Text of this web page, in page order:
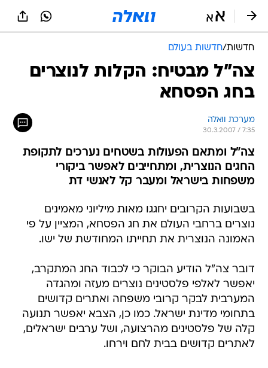
חדשות/חדשות בעולם
צה"ל מבטיח: הקלות לנוצרים
בחג הפסחא
מערכת וואלה
30.3.2007 / 7:35
צה"ל ומתאם הפעולות בשטחים נערכים לתקופת
החגים הנוצרית, ומתחייבים לאפשר ביקורי
משפחות בישראל ומעבר קל לאנשי דת
בשבועות הקרובים יחגגו מאות מיליוני מאמינים
נוצרים ברחבי העולם את חג הפסחא, המציין על פי
האמונה הנוצרית את תחייתו המחודשת של ישו.
דובר צה"ל הודיע הבוקר כי לכבוד החג המתקרב,
יאפשר לאלפי פלסטינים נוצרים מעזה ומהגדה
המערבית לבקר קרובי משפחה ואתרים קדושים
בתחומי מדינת ישראל. כמו כן, הצבא יאפשר תנועה
קלה של פלסטינים מהרצועה, ושל ערבים ישראלים,
לאתרים קדושים בבית לחם וירחו.